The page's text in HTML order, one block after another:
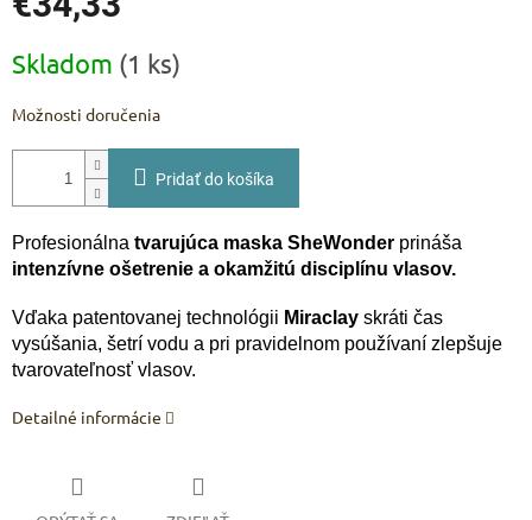
cena:
Skladom (1 ks)
Možnosti doručenia
Pridať do košíka
Profesionálna tvarujúca maska SheWonder prináša
intenzívne ošetrenie a okamžitú disciplínu vlasov.
Vďaka patentovanej technológii Miraclay skráti čas
vysúšania, šetrí vodu a pri pravidelnom používaní zlepšuje
tvarovateľnosť vlasov.
Detailné informácie